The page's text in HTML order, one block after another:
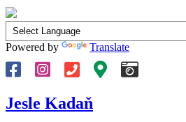
Powered by Translate
Jesle Kadaň